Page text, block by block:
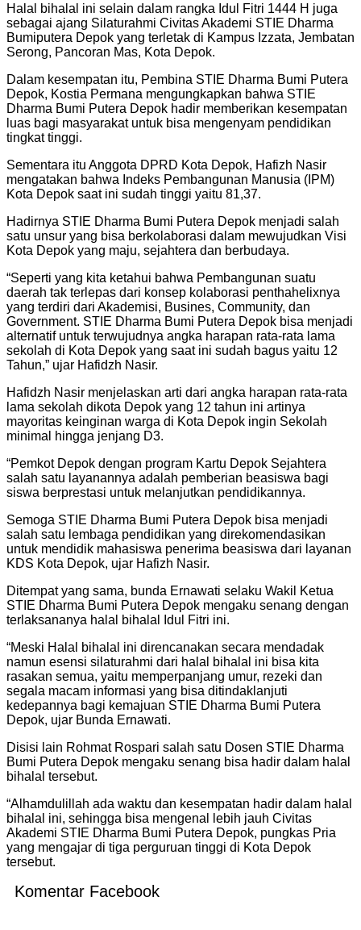
Halal bihalal ini selain dalam rangka Idul Fitri 1444 H juga
sebagai ajang Silaturahmi Civitas Akademi STIE Dharma
Bumiputera Depok yang terletak di Kampus Izzata, Jembatan
Serong, Pancoran Mas, Kota Depok.
Dalam kesempatan itu, Pembina STIE Dharma Bumi Putera
Depok, Kostia Permana mengungkapkan bahwa STIE
Dharma Bumi Putera Depok hadir memberikan kesempatan
luas bagi masyarakat untuk bisa mengenyam pendidikan
tingkat tinggi.
Sementara itu Anggota DPRD Kota Depok, Hafizh Nasir
mengatakan bahwa Indeks Pembangunan Manusia (IPM)
Kota Depok saat ini sudah tinggi yaitu 81,37.
Hadirnya STIE Dharma Bumi Putera Depok menjadi salah
satu unsur yang bisa berkolaborasi dalam mewujudkan Visi
Kota Depok yang maju, sejahtera dan berbudaya.
“Seperti yang kita ketahui bahwa Pembangunan suatu
daerah tak terlepas dari konsep kolaborasi penthahelixnya
yang terdiri dari Akademisi, Busines, Community, dan
Government. STIE Dharma Bumi Putera Depok bisa menjadi
alternatif untuk terwujudnya angka harapan rata-rata lama
sekolah di Kota Depok yang saat ini sudah bagus yaitu 12
Tahun,” ujar Hafidzh Nasir.
Hafidzh Nasir menjelaskan arti dari angka harapan rata-rata
lama sekolah dikota Depok yang 12 tahun ini artinya
mayoritas keinginan warga di Kota Depok ingin Sekolah
minimal hingga jenjang D3.
“Pemkot Depok dengan program Kartu Depok Sejahtera
salah satu layanannya adalah pemberian beasiswa bagi
siswa berprestasi untuk melanjutkan pendidikannya.
Semoga STIE Dharma Bumi Putera Depok bisa menjadi
salah satu lembaga pendidikan yang direkomendasikan
untuk mendidik mahasiswa penerima beasiswa dari layanan
KDS Kota Depok, ujar Hafizh Nasir.
Ditempat yang sama, bunda Ernawati selaku Wakil Ketua
STIE Dharma Bumi Putera Depok mengaku senang dengan
terlaksananya halal bihalal Idul Fitri ini.
“Meski Halal bihalal ini direncanakan secara mendadak
namun esensi silaturahmi dari halal bihalal ini bisa kita
rasakan semua, yaitu memperpanjang umur, rezeki dan
segala macam informasi yang bisa ditindaklanjuti
kedepannya bagi kemajuan STIE Dharma Bumi Putera
Depok, ujar Bunda Ernawati.
Disisi lain Rohmat Rospari salah satu Dosen STIE Dharma
Bumi Putera Depok mengaku senang bisa hadir dalam halal
bihalal tersebut.
“Alhamdulillah ada waktu dan kesempatan hadir dalam halal
bihalal ini, sehingga bisa mengenal lebih jauh Civitas
Akademi STIE Dharma Bumi Putera Depok, pungkas Pria
yang mengajar di tiga perguruan tinggi di Kota Depok
tersebut.
Komentar Facebook